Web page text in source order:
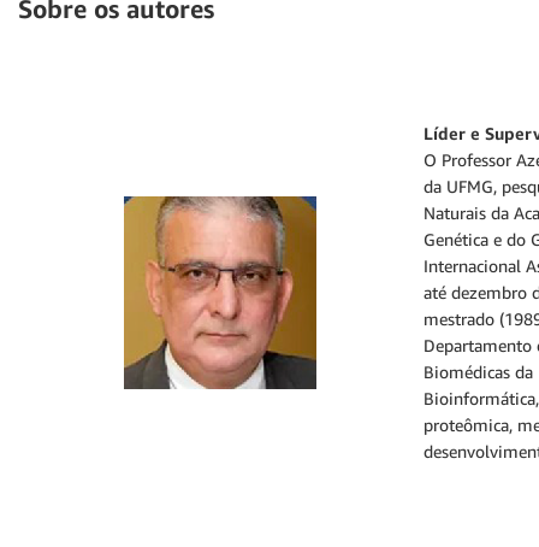
Sobre os autores
Líder e
O Professor
da UFMG,
Naturais da
Genética e do
Internacional
até dezembro
mestrado
Departamento
Biomédicas
proteômica,